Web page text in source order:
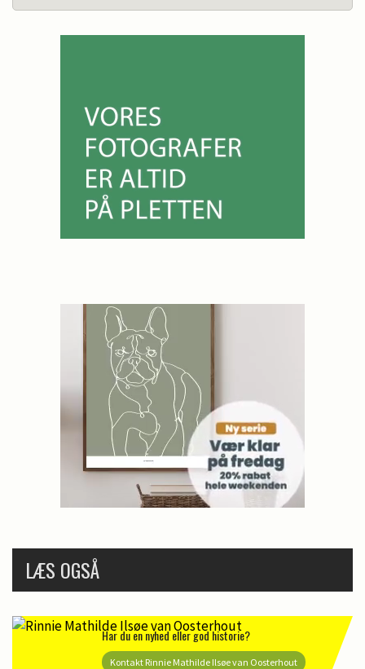
LÆS OGSÅ
Har du en nyhed eller god historie?
Kontakt Rinnie Mathilde Ilsøe van Oosterhout